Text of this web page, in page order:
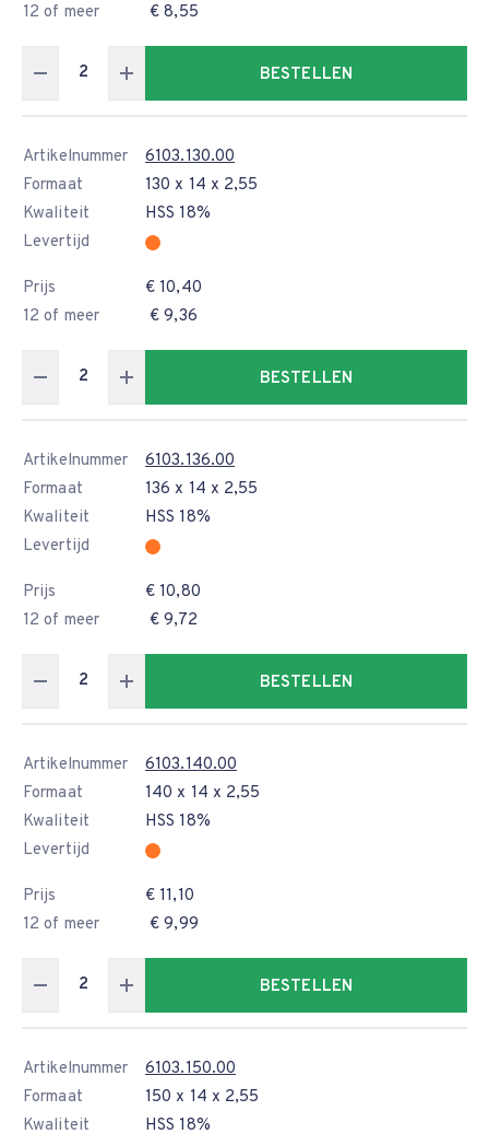
12 of meer € 8,55
BESTELLEN
Artikelnummer
6103.130.00
Formaat
130 x 14 x 2,55
Kwaliteit
HSS 18%
Levertijd
Prijs
€ 10,40
12 of meer
€ 9,36
BESTELLEN
Artikelnummer
6103.136.00
Formaat
136 x 14 x 2,55
Kwaliteit
HSS 18%
Levertijd
Prijs
€ 10,80
12 of meer
€ 9,72
BESTELLEN
Artikelnummer
6103.140.00
Formaat
140 x 14 x 2,55
Kwaliteit
HSS 18%
Levertijd
Prijs
€ 11,10
12 of meer
€ 9,99
BESTELLEN
Artikelnummer
6103.150.00
Formaat
150 x 14 x 2,55
Kwaliteit
HSS 18%